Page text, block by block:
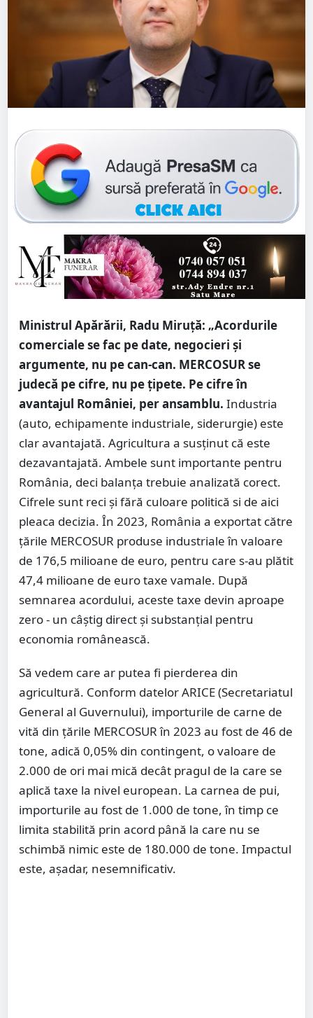
Ministrul Apărării, Radu Miruță: „Acordurile
comerciale se fac pe date, negocieri și
argumente, nu pe can-can. MERCOSUR se
judecă pe cifre, nu pe țipete. Pe cifre în
avantajul României, per ansamblu. Industria
(auto, echipamente industriale, siderurgie) este
clar avantajată. Agricultura a susținut că este
dezavantajată. Ambele sunt importante pentru
România, deci balanța trebuie analizată corect.
Cifrele sunt reci și fără culoare politică si de aici
pleaca decizia. În 2023, România a exportat către
țările MERCOSUR produse industriale în valoare
de 176,5 milioane de euro, pentru care s-au plătit
47,4 milioane de euro taxe vamale. După
semnarea acordului, aceste taxe devin aproape
zero - un câștig direct și substanțial pentru
economia românească.
Să vedem care ar putea fi pierderea din
agricultură. Conform datelor ARICE (Secretariatul
General al Guvernului), importurile de carne de
vită din țările MERCOSUR în 2023 au fost de 46 de
tone, adică 0,05% din contingent, o valoare de
2.000 de ori mai mică decât pragul de la care se
aplică taxe la nivel european. La carnea de pui,
importurile au fost de 1.000 de tone, în timp ce
limita stabilită prin acord până la care nu se
schimbă nimic este de 180.000 de tone. Impactul
este, așadar, nesemnificativ.